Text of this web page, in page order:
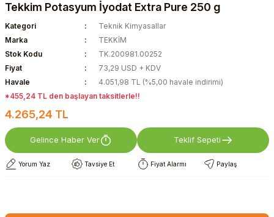
Tekkim Potasyum İyodat Extra Pure 250 g
Kategori
Teknik Kimyasallar
Marka
TEKKİM
Stok Kodu
TK.200981.00252
Fiyat
73,29 USD + KDV
Havale
4.051,98 TL (%5,00 havale indirimi)
*455,24 TL den başlayan taksitlerle!!
4.265,24 TL
Gelince Haber Ver Teklif Sepeti
Yorum Yaz Tavsiye Et Fiyat Alarmı Paylaş